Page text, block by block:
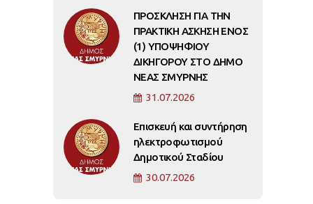
ΠΡΟΣΚΛΗΣΗ ΓΙΑ ΤΗΝ
ΠΡΑΚΤΙΚΗ ΑΣΚΗΣΗ ΕΝΟΣ
(1) ΥΠΟΨΗΦΙΟΥ
ΔΙΚΗΓΟΡΟΥ ΣΤΟ ΔΗΜΟ
ΝΕΑΣ ΣΜΥΡΝΗΣ
31.07.2026
Επισκευή και συντήρηση
ηλεκτροφωτισμού
Δημοτικού Σταδίου
30.07.2026